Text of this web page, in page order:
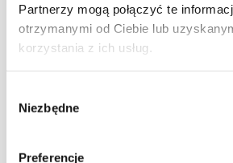
Partnerzy mogą połączyć te
otrzymanymi od Ciebie lub
korzystania z ich usług.
zgody
Niezbędne
Preferencje